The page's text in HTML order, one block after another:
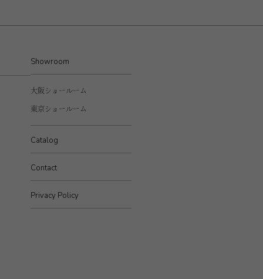
Showroom
大阪ショールーム
東京ショールーム
Catalog
Contact
Privacy Policy